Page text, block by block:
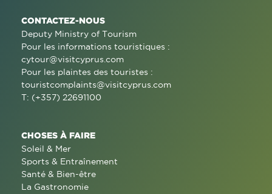
CONTACTEZ-NOUS
Deputy Ministry of Tourism
Pour les informations touristiques :
cytour@visitcyprus.com
Pour les plaintes des touristes :
touristcomplaints@visitcyprus.com
T: (+357) 22691100
CHOSES À FAIRE
Soleil & Mer
Sports & Entraînement
Santé & Bien-être
La Gastronomie